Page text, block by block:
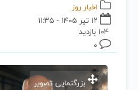
اخبار روز
104 بازدید
۰
بزرگنمایی تصویر